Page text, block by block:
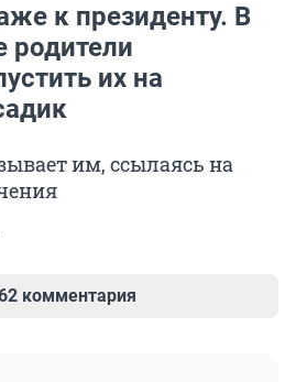
к президенту. В
родители
их на
им, ссылаясь на
комментария